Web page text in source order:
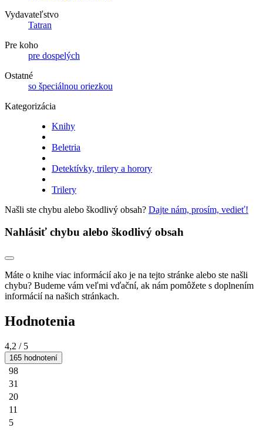
Vydavateľstvo
Tatran
Pre koho
pre dospelých
Ostatné
so špeciálnou oriezkou
Kategorizácia
Knihy
Beletria
Detektívky, trilery a horory
Trilery
Našli ste chybu alebo škodlivý obsah? Dajte nám, prosím, vedieť!
Nahlásiť chybu alebo škodlivý obsah
Máte o knihe viac informácií ako je na tejto stránke alebo ste našli
chybu? Budeme vám veľmi vďační, ak nám pomôžete s doplnením
informácií na našich stránkach.
Hodnotenia
4,2 / 5
165 hodnotení
98
31
20
11
5